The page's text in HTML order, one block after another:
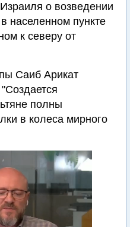
о возведении
населенном пункте
к северу от
Саиб Арикат
полны
в колеса мирного